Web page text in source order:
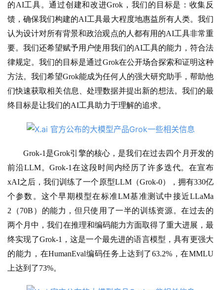
I
日
的AI工具。通过创建和改进Grok，我们的目标是：收集反
馈，确保我们构建的AI工具最大程度地惠益所有人类。我们
认为设计对所有背景和政治观点的人都有用的AI工具非常重
要。我们还希望赋予用户使用我们的AI工具的能力，符合法
律规定。我们的目标是通过Grok在公开场合探索和证明这种
方法。我们希望Grok能成为任何人的强大研究助手，帮助他
们快速获取相关信息、处理数据并提出新的想法。我们的最
终目标是让我们的AI工具助力于理解的追求。
Grok-1是Grok引擎的核心，是我们在过去四个月开发的
前沿LLM。Grok-1在这段时间内经历了许多迭代。在宣布
xAI之后，我们训练了一个原型LLM（Grok-0），拥有330亿
个参数。这个早期模型在标准LM基准测试中接近LLaMa
2（70B）的能力，但只使用了一半的训练资源。在过去的
两个月中，我们在推理和编码能力方面取得了重大进展，最
终实现了Grok-1，这是一个最先进的语言模型，具有更强大
的能力，在HumanEval编码任务上达到了63.2%，在MMLU
上达到了73%。